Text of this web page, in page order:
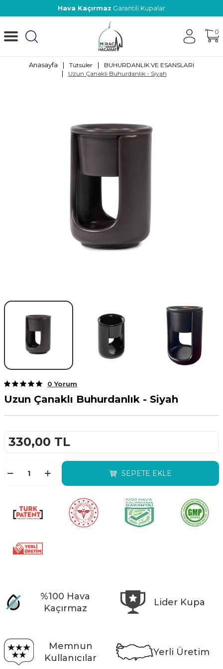
Hava Kaçırmaz Garantili Kupalar
0
Anasayfa | Tütsüler | BUHURDANLIK VE ESANSLARI
| Uzun Çanaklı Buhurdanlık - Siyah
0 Yorum
Uzun Çanaklı Buhurdanlık - Siyah
330,00 TL
SEPETE EKLE
%100 Hava
Kaçırmaz
Lider Kupa
Memnun
Kullanıcılar
Yerli Üretim